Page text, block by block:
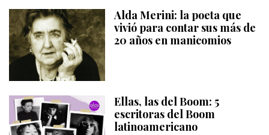
Alda Merini: la poeta que
vivió para contar sus más de
20 años en manicomios
Ellas, las del Boom: 5
escritoras del Boom
latinoamericano